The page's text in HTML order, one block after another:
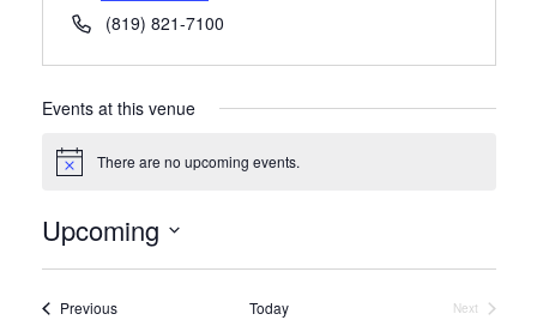
Phone(819) 821-7100
Events at this venue
Notice There are no upcoming events.
Upcoming
PreviousEvents Today
Next